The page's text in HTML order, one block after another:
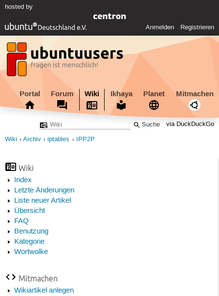
hosted by
Anmelden Registrieren
Portal Forum Wiki Ikhaya Planet Mitmachen
via DuckDuckGo
Wiki Archiv iptables IPP2P
Wiki
Index
Letzte Änderungen
Liste neuer Artikel
Übersicht
FAQ
Benutzung
Kategorie
Wortwolke
Mitmachen
Wikiartikel anlegen